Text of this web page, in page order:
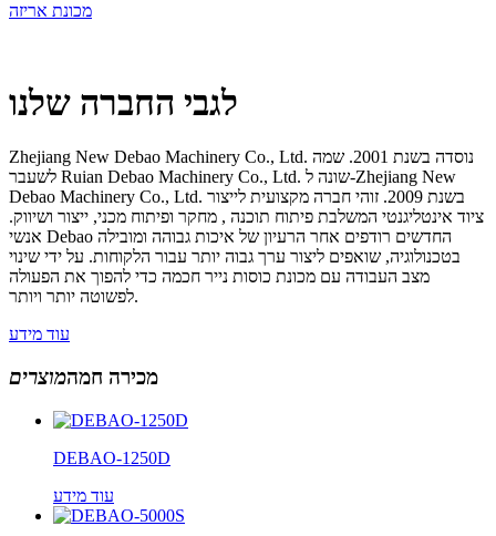
מכונת אריזה
לגבי החברה שלנו
Zhejiang New Debao Machinery Co., Ltd. נוסדה בשנת 2001. שמה
לשעבר Ruian Debao Machinery Co., Ltd. שונה ל-Zhejiang New
Debao Machinery Co., Ltd. בשנת 2009. זוהי חברה מקצועית לייצור
ציוד אינטליגנטי המשלבת פיתוח תוכנה , מחקר ופיתוח מכני, ייצור ושיווק.
אנשי Debao החדשים רודפים אחר הרעיון של איכות גבוהה ומובילה
בטכנולוגיה, שואפים ליצור ערך גבוה יותר עבור הלקוחות. על ידי שינוי
מצב העבודה עם מכונת כוסות נייר חכמה כדי להפוך את הפעולה
לפשוטה יותר ויותר.
עוד מידע
מכירה חמהמוצרים
DEBAO-1250D
עוד מידע